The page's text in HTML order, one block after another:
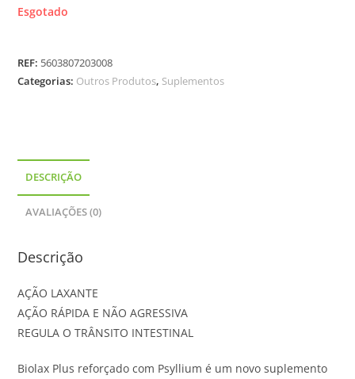
Esgotado
REF: 5603807203008
Categorias: Outros Produtos, Suplementos
DESCRIÇÃO
AVALIAÇÕES (0)
Descrição
AÇÃO LAXANTE
AÇÃO RÁPIDA E NÃO AGRESSIVA
REGULA O TRÂNSITO INTESTINAL
Biolax Plus reforçado com Psyllium é um novo suplemento